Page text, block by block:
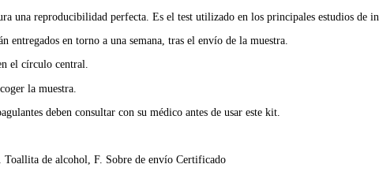
una reproducibilidad perfecta. Es el test utilizado en los principales estudios de
entregados en torno a una semana, tras el envío de la muestra.
el círculo central.
la muestra.
deben consultar con su médico antes de usar este kit.
Toallita de alcohol, F. Sobre de envío Certificado